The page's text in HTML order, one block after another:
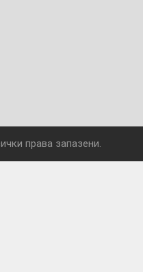
права запазени.